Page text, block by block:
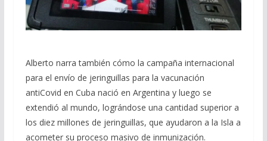
Alberto narra también cómo la campaña internacional
para el envío de jeringuillas para la vacunación
antiCovid en Cuba nació en Argentina y luego se
extendió al mundo, lográndose una cantidad superior a
los diez millones de jeringuillas, que ayudaron a la Isla a
acometer su proceso masivo de inmunización.